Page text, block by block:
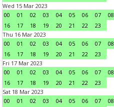
Wed 15 Mar 2023
00
01 02 03 04 05 06 07 08
16
17 18 19 20 21 22
23
Thu 16 Mar 2023
00
01 02 03 04 05 06 07 08
16
17 18 19 20 21 22
23
Fri 17 Mar 2023
00
01 02 03 04 05 06 07 08
16
17 18 19 20 21 22
23
Sat 18 Mar 2023
00
01 02 03 04 05 06 07 08